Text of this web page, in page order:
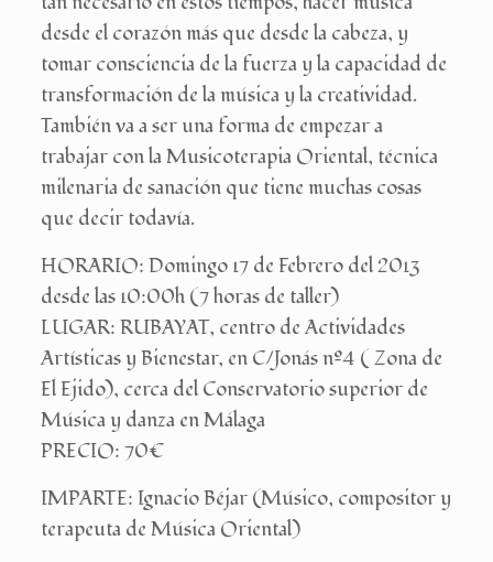
desde el corazón más que desde la cabeza, y
tomar consciencia de la fuerza y la capacidad de
transformación de la música y la creatividad.
También va a ser una forma de empezar a
trabajar con la Musicoterapia Oriental, técnica
milenaria de sanación que tiene muchas cosas
que decir todavía.
HORARIO: Domingo 17 de Febrero del 2013
desde las 10:00h (7 horas de taller)
LUGAR: RUBAYAT, centro de Actividades
Artísticas y Bienestar, en C/Jonás nº4 ( Zona de
El Ejido), cerca del Conservatorio superior de
Música y danza en Málaga
PRECIO: 70€
IMPARTE: Ignacio Béjar (Músico, compositor y
terapeuta de Música Oriental)